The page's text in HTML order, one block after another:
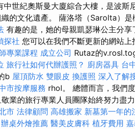
中世紀奧斯曼大廈綜合大樓，是波
的文化遺產。 薩洛塔（Sarolta）
有趣的是，她的母親凱瑟琳公主分享
探社 您可以在我們不斷更新的網站
專業課程 成立公司 Rutaz的
旅行社如何代辦護照？ 廚房器具 台
b 屋頂防水 雙眼皮 換護照 深入了解
市按摩服務 rhol。 總體而言，我們
業的旅行專業人員團隊始終努力盡
市 法律顧問 高雄搬家 新墓第一年的
辦桌外燴推薦 醫美皮膚科 植牙費用